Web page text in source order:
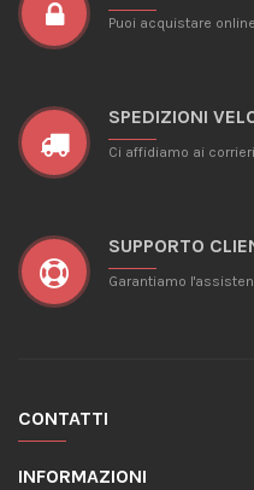
Puoi acquistare
SPEDIZIONI
Ci affidiamo ai
SUPPORTO
Garantiamo
CONTATTI
INFORMAZIONI